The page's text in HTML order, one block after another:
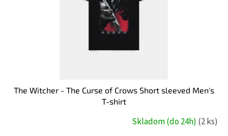
The Witcher - The Curse of Crows Short sleeved Men's
T-shirt
Skladom (do 24h) (2 ks)